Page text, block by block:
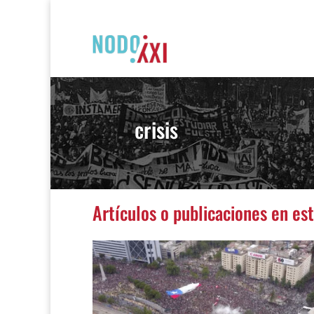
crisis
Artículos o publicaciones en